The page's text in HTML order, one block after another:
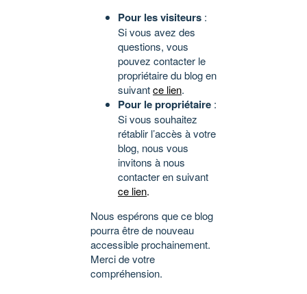
Pour les visiteurs :
Si vous avez des
questions, vous
pouvez contacter le
propriétaire du blog en
suivantce lien.
Pour le propriétaire :
Si vous souhaitez
rétablir l’accès à votre
blog, nous vous
invitons à nous
contacter en suivant
ce lien.
Nous espérons que ce blog
pourra être de nouveau
accessible prochainement.
Merci de votre
compréhension.